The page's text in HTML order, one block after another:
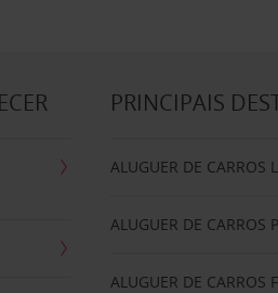
PRINCIPAIS
ALUGUER DE CARROS
ALUGUER DE CARROS
ALUGUER DE CARROS